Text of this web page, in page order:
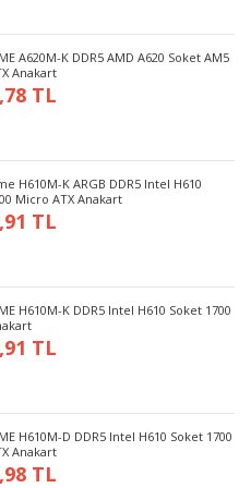
A620M-K DDR5 AMD A620 Soket AM5
Anakart
TL
H610M-K ARGB DDR5 Intel H610
Micro ATX Anakart
TL
H610M-K DDR5 Intel H610 Soket 1700
TL
H610M-D DDR5 Intel H610 Soket 1700
Anakart
TL